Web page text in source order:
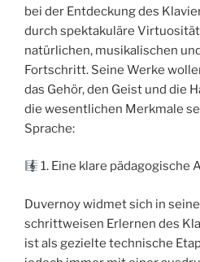
bei der Entdeckung des
durch spektakuläre
natürlichen, musikalischen
Fortschritt. Seine Werke
das Gehör, den Geist und die
die wesentlichen Merkmale
Sprache:
1. Eine klare pädagogische
Duvernoy widmet sich in
schrittweisen Erlernen des
ist als gezielte technische